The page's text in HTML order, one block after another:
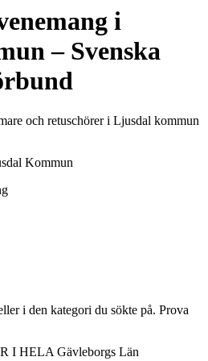
i
– Svenska
och retuschörer i Ljusdal kommun
Kommun
i den kategori du sökte på. Prova
I HELA Gävleborgs Län